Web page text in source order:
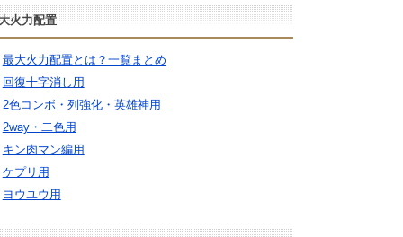
火力配置
最大火力配置とは？一覧まとめ
回復十字消し用
2色コンボ・列強化・英雄神用
2way・二色用
キン肉マン編用
ケプリ用
ヨウユウ用